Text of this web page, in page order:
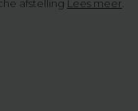
afstelling Lees meer